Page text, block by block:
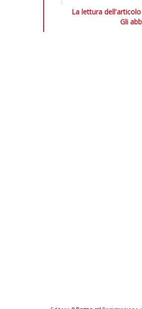
La lettura
Gli